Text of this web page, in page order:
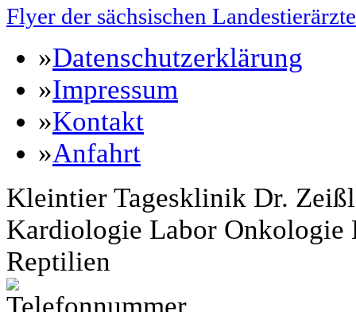
Flyer der sächsischen
»Datenschutzerklärung
»Impressum
»Kontakt
»Anfahrt
Kleintier Tagesklinik Dr.
Kardiologie Labor Onkologie
Reptilien